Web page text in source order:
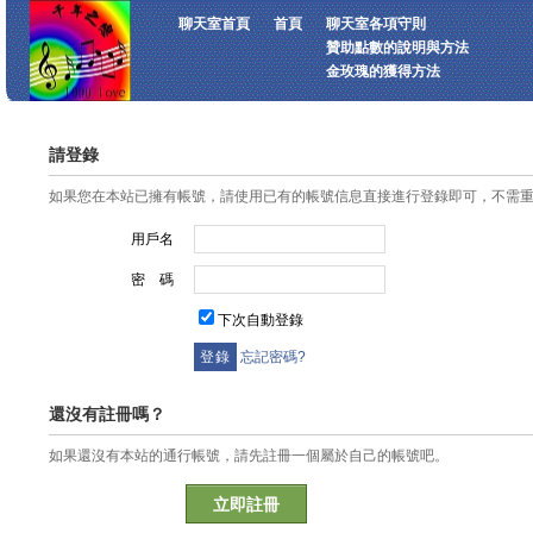
聊天室首頁 首頁
聊天室各項守則
贊助點數的說明與方法
金玫瑰的獲得方法
請登錄
如果您在本站已擁有帳號，請使用已有的帳號信息直接進行登錄即可，不需
用戶名
密 碼
下次自動登錄
忘記密碼?
還沒有註冊嗎？
如果還沒有本站的通行帳號，請先註冊一個屬於自己的帳號吧。
立即註冊